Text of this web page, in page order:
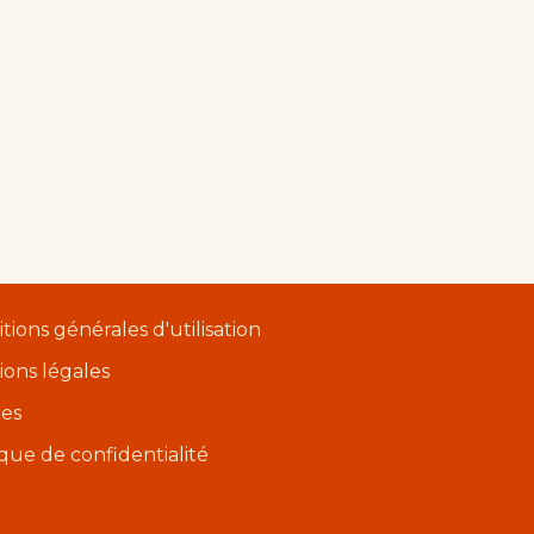
générales d'utilisation
légales
de confidentialité